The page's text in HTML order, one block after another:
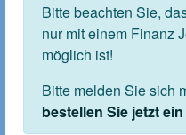
Bitte beachten Sie,
nur mit einem Finanz
möglich ist!
Bitte melden Sie sich
bestellen Sie jetzt